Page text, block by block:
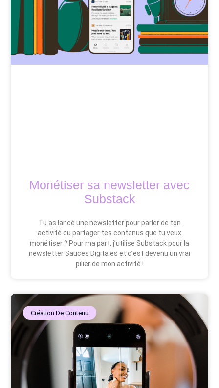
Monétiser sa newsletter avec
Substack
Tu as lancé une newsletter pour parler de ton
activité ou partager tes contenus que tu veux
monétiser ? Pour ma part, j’utilise Substack pour la
newsletter Sauces Digitales et c’est devenu un vrai
pilier de mon activité !
Création De Contenu